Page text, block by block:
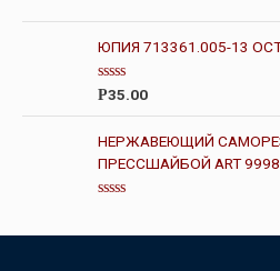
и
5
ц
е
н
к
а
0
и
5
ЮПИЯ 713361.005-13
О
е
н
к
а
и
Р35.00
НЕРЖАВЕЮЩИЙ
ПРЕССШАЙБОЙ ART 9998
е